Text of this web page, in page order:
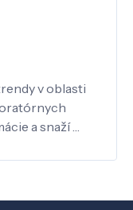
v oblasti
a snaží …